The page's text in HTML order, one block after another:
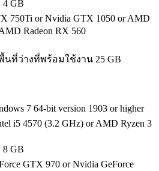
GB
750Ti or Nvidia GTX 1050 or AMD
Radeon RX 560
ที่ว่างที่พร้อมใช้งาน 25 GB
7 64-bit version 1903 or higher
i5 4570 (3.2 GHz) or AMD Ryzen 3
GB
GTX 970 or Nvidia GeForce